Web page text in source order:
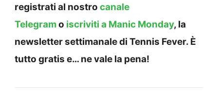
registrati al nostro canale
Telegramo iscriviti a Manic Monday, la
newsletter settimanale di Tennis Fever. È
tutto gratis e… ne vale la pena!